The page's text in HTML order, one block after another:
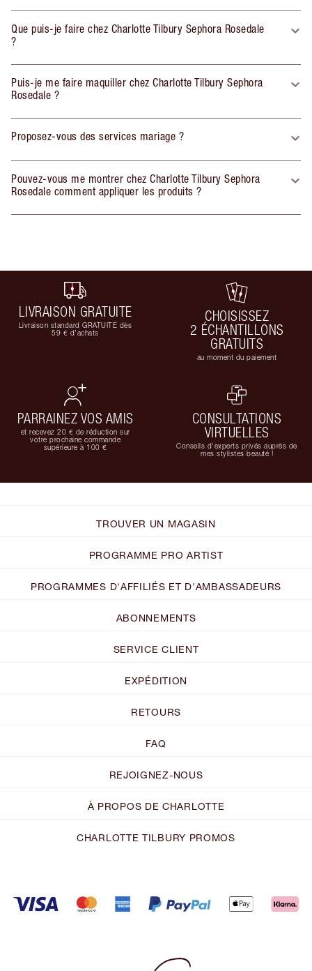
Que puis-je faire chez Charlotte Tilbury Sephora Rosedale
?
Puis-je me faire maquiller chez Charlotte Tilbury Sephora
Rosedale ?
Proposez-vous des services mariage ?
Pouvez-vous me montrer chez Charlotte Tilbury Sephora
Rosedale comment appliquer les produits ?
LIVRAISON GRATUITE
Livraison standard GRATUITE dès
59 € d'achats
CHOISISSEZ
2 ÉCHANTILLONS
GRATUITS
au moment du paiement
PARRAINEZ VOS AMIS
et recevez 20 € de réduction sur
votre prochaine commande
supérieure à 100 €
CONSULTATIONS
VIRTUELLES
Conseils d'experts privés auprès de
mes stylistes beauté !
TROUVER UN MAGASIN
PROGRAMME PRO ARTIST
PROGRAMMES D'AFFILIÉS ET D'AMBASSADEURS
ABONNEMENTS
SERVICE CLIENT
EXPÉDITION
RETOURS
FAQ
REJOIGNEZ-NOUS
À PROPOS DE CHARLOTTE
CHARLOTTE TILBURY PROMOS